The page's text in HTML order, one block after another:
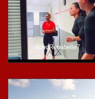
avecRenabelle7